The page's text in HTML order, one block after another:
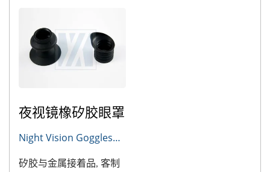
夜视镜橡矽胶眼罩
Night Vision Goggles
矽胶与金属接着品, 客制